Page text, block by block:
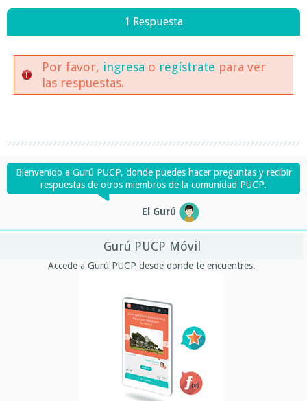
1 Respuesta
Por favor, ingresa o regístrate para ver
las respuestas.
Bienvenido a Gurú PUCP, donde puedes hacer preguntas y recibir
respuestas de otros miembros de la comunidad PUCP.
El Gurú
Gurú PUCP Móvil
Accede a Gurú PUCP desde donde te encuentres.